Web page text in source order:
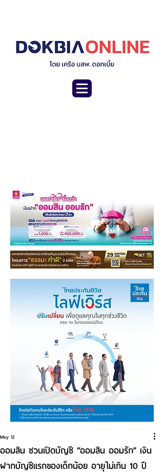
ออมสิน ชวนเปิดบัญชี “ออมสิน ออมรัก” เงิน
ฝากบัญชีแรกของเด็กน้อย อายุไม่เกิน 10 ปี
May 12